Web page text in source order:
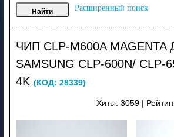
Расширенный поиск
ЧИП CLP-M600A MAGENTA
SAMSUNG CLP-600N/ CLP-
4K (КОД: 28339)
Хиты: 3059